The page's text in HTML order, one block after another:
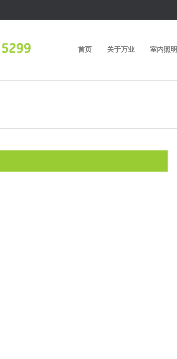
首页 关于万业 室内照明